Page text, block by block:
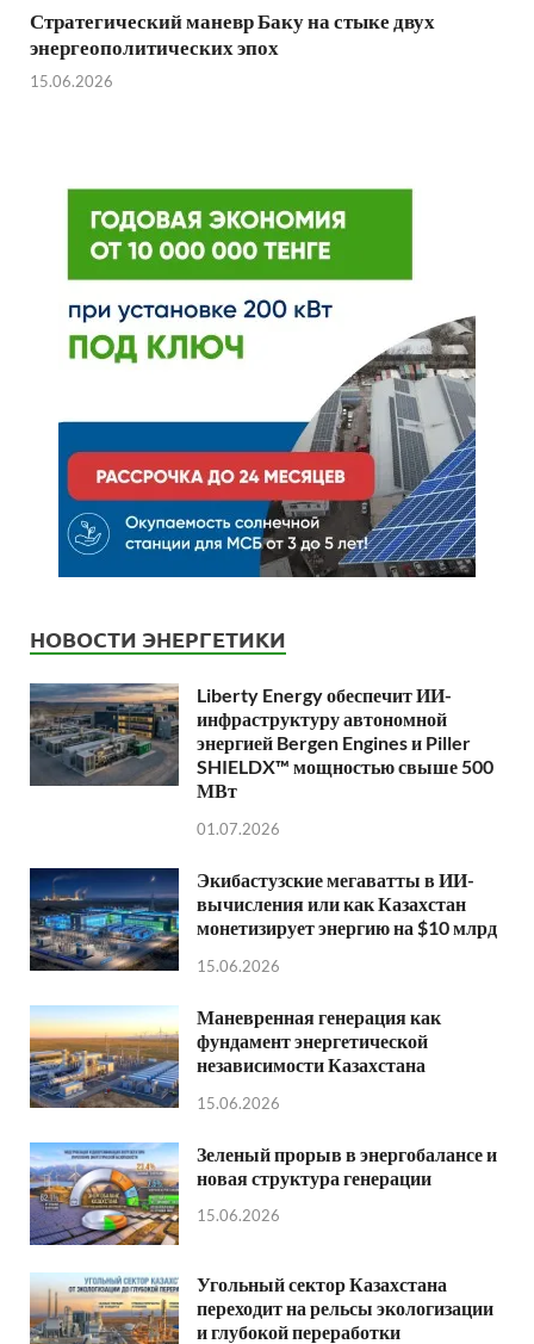
Стратегический маневр Баку на стыке двух
энергеополитических эпох
15.06.2026
НОВОСТИ ЭНЕРГЕТИКИ
Liberty Energy обеспечит ИИ-
инфраструктуру автономной
энергией Bergen Engines и Piller
SHIELDX™ мощностью свыше 500
МВт
01.07.2026
Экибастузские мегаватты в ИИ-
вычисления или как Казахстан
монетизирует энергию на $10 млрд
15.06.2026
Маневренная генерация как
фундамент энергетической
независимости Казахстана
15.06.2026
Зеленый прорыв в энергобалансе и
новая структура генерации
15.06.2026
Угольный сектор Казахстана
переходит на рельсы экологизации
и глубокой переработки